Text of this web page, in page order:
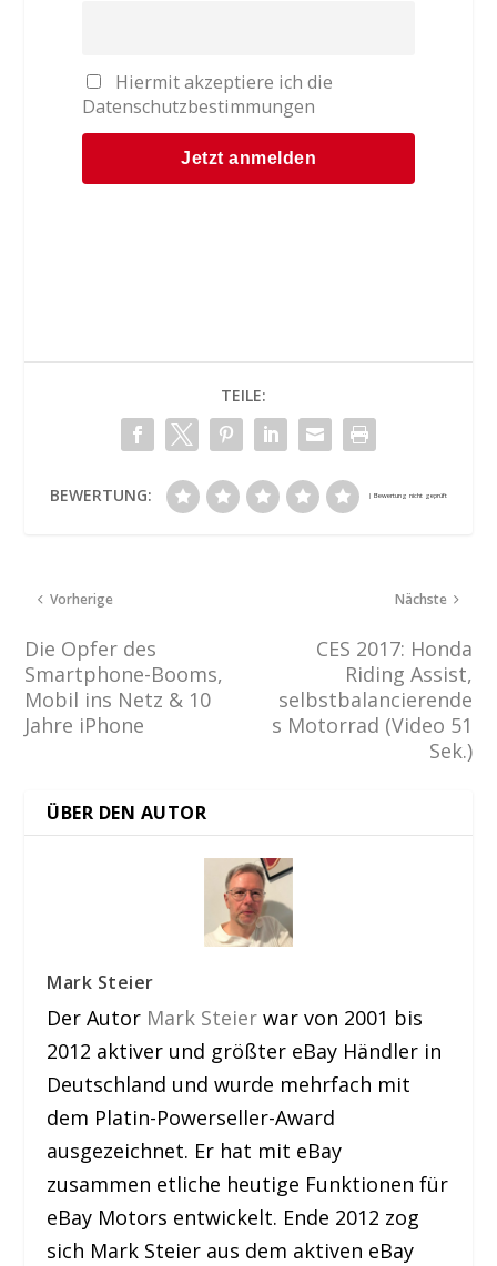
Hiermit akzeptiere ich die
Datenschutzbestimmungen
TEILE:
BEWERTUNG:
Vorherige
Die Opfer des
Smartphone-Booms,
Mobil ins Netz & 10
Jahre iPhone
Nächste
CES 2017: Honda
Riding Assist,
selbstbalancierende
s Motorrad (Video 51
Sek.)
ÜBER DEN AUTOR
Mark Steier
Der Autor Mark Steier war von 2001 bis
2012 aktiver und größter eBay Händler in
Deutschland und wurde mehrfach mit
dem Platin-Powerseller-Award
ausgezeichnet. Er hat mit eBay
zusammen etliche heutige Funktionen für
eBay Motors entwickelt. Ende 2012 zog
sich Mark Steier aus dem aktiven eBay